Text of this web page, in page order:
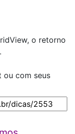
o retorno
ou com seus